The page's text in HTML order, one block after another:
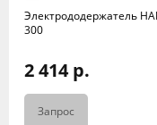
Электрододержатель
300
2 414 р.
Запрос